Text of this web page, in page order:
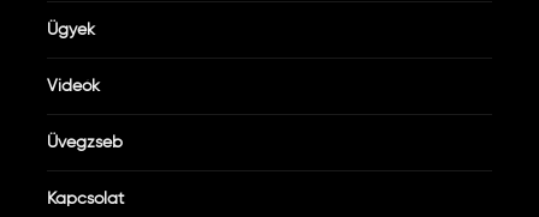
Ügyek
Videók
Üvegzseb
Kapcsolat